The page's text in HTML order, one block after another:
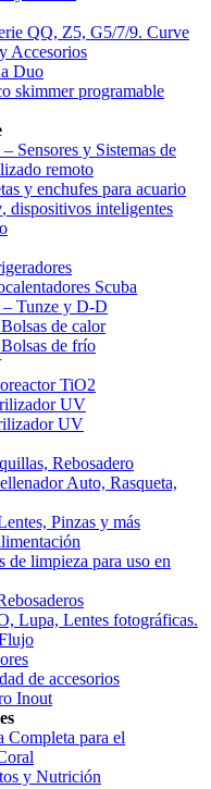
QQ, Z5, G5/7/9. Curve
Accesorios
Duo
skimmer programable
– Sensores y Sistemas de
remoto
y enchufes para acuario
, dispositivos inteligentes
Scuba
– Tunze y D-D
de calor
de frío
TiO2
UV
UV
Rebosadero
Auto, Rasqueta,
Pinzas y más
de limpieza para uso en
Lupa, Lentes fotográficas.
de accesorios
Inout
Completa para el
y Nutrición